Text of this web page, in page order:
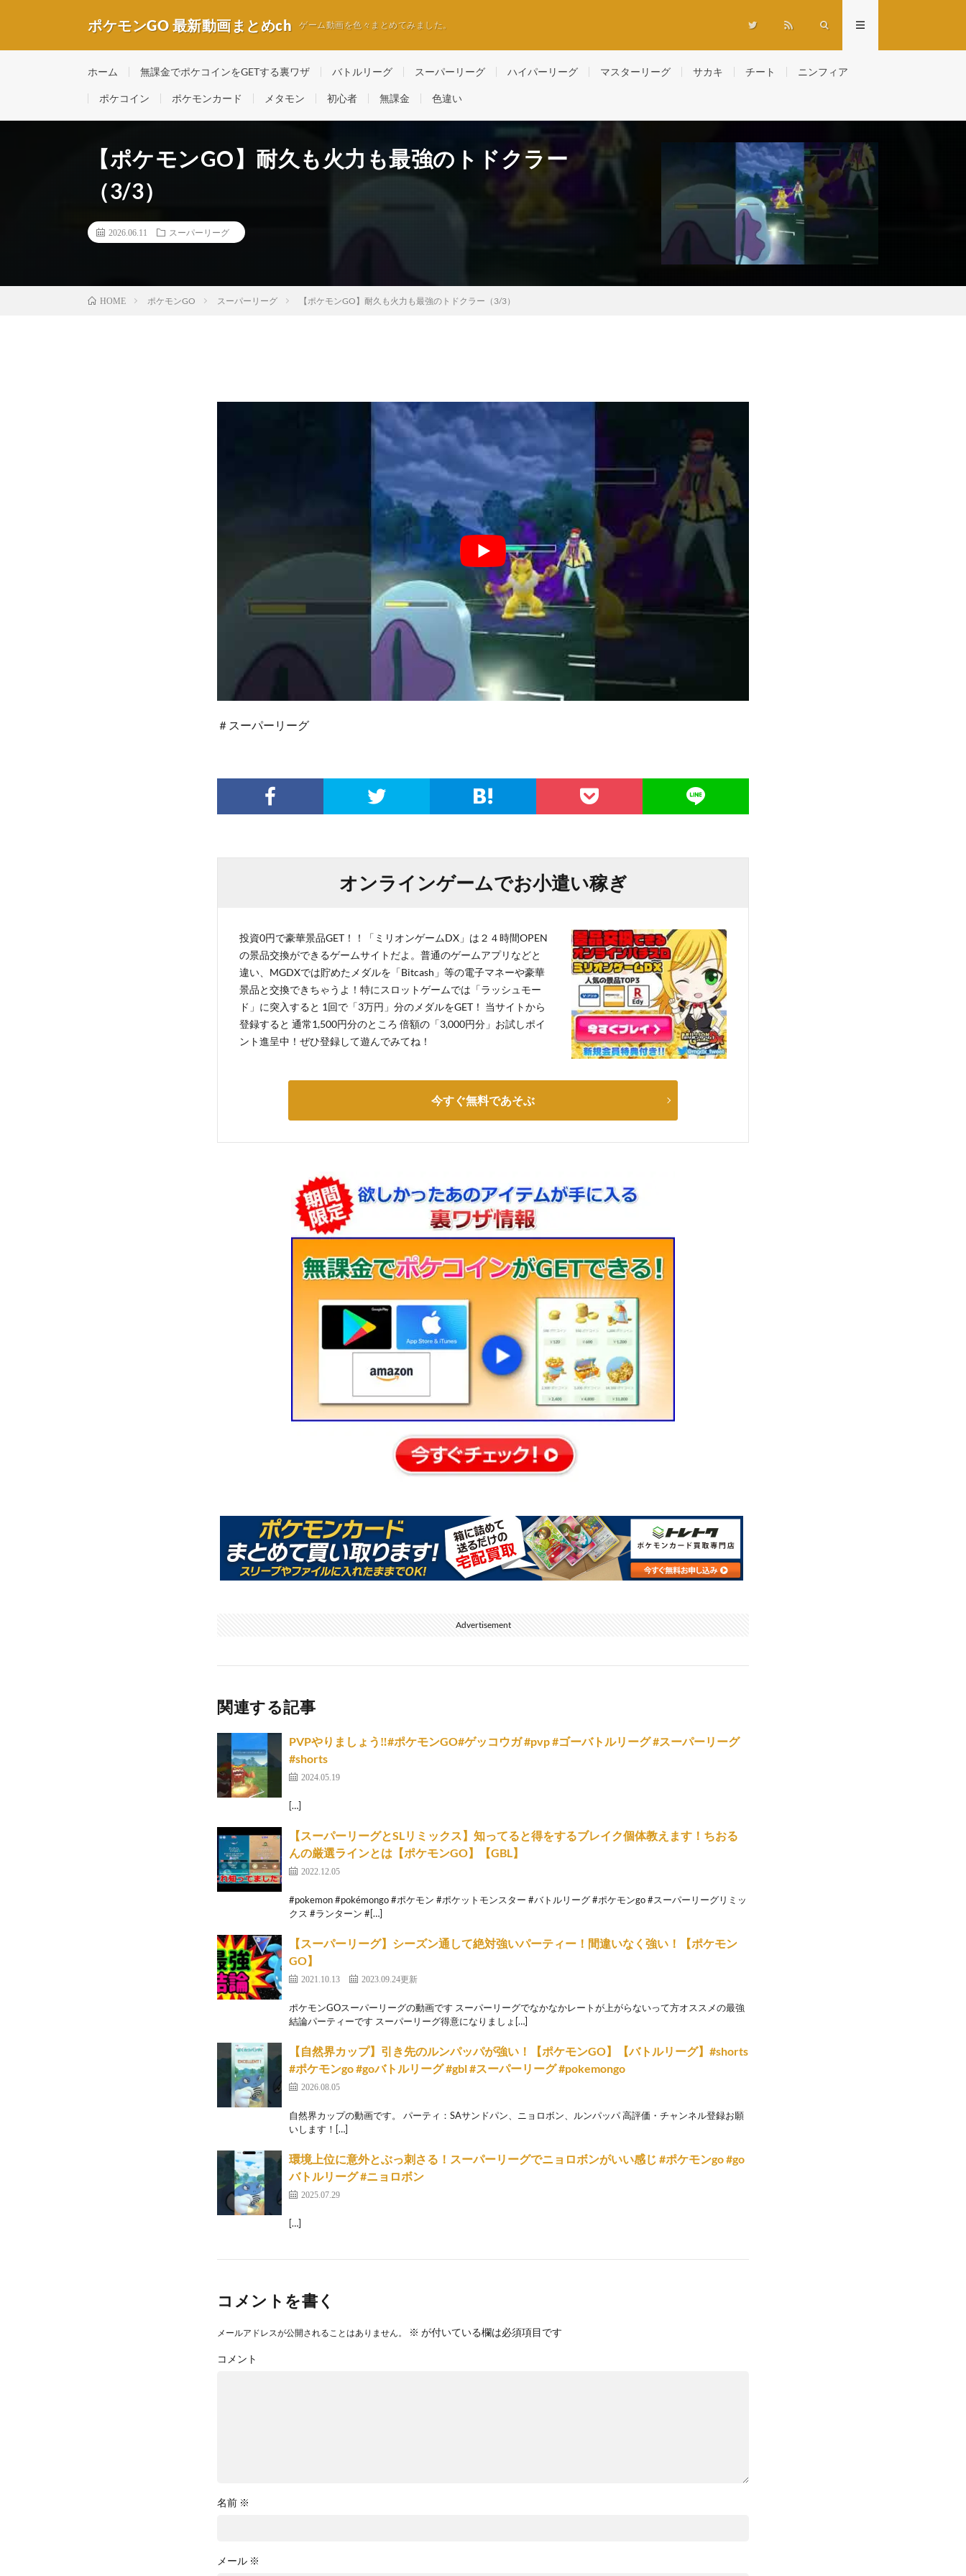
ポケモンGO 最新動画まとめch ゲーム動画を色々まとめてみました。
ホーム 無課金でポケコインをGETする裏ワザ バトルリーグ スーパーリーグ ハイパーリーグ マスターリーグ サカキ チート ニンフィア
ポケコイン ポケモンカード メタモン 初心者 無課金 色違い
【ポケモンGO】耐久も火力も最強のトドクラー
（3/3）
2026.06.11 スーパーリーグ
HOME ポケモンGO スーパーリーグ 【ポケモンGO】耐久も火力も最強のトドクラー（3/3）
＃スーパーリーグ
オンラインゲームでお小遣い稼ぎ
投資0円で豪華景品GET！！「ミリオンゲームDX」は２４時間OPEN
の景品交換ができるゲームサイトだよ。普通のゲームアプリなどと
違い、MGDXでは貯めたメダルを「Bitcash」等の電子マネーや豪華
景品と交換できちゃうよ！特にスロットゲームでは「ラッシュモー
ド」に突入すると 1回で「3万円」分のメダルをGET！ 当サイトから
登録すると 通常1,500円分のところ 倍額の「3,000円分」お試しポイ
ント進呈中！ぜひ登録して遊んでみてね！
今すぐ無料であそぶ
Advertisement
関連する記事
PVPやりましょう‼︎#ポケモンGO#ゲッコウガ #pvp #ゴーバトルリーグ #スーパーリーグ
#shorts
2024.05.19
[…]
【スーパーリーグとSLリミックス】知ってると得をするブレイク個体教えます！ちおる
んの厳選ラインとは【ポケモンGO】【GBL】
2022.12.05
#pokemon #pokémongo #ポケモン #ポケットモンスター #バトルリーグ #ポケモンgo #スーパーリーグリミッ
クス #ランターン #[…]
【スーパーリーグ】シーズン通して絶対強いパーティー！間違いなく強い！【ポケモン
GO】
2021.10.13 2023.09.24更新
ポケモンGOスーパーリーグの動画です スーパーリーグでなかなかレートが上がらないって方オススメの最強
結論パーティーです スーパーリーグ得意になりましょ[…]
【自然界カップ】引き先のルンパッパが強い！【ポケモンGO】【バトルリーグ】#shorts
#ポケモンgo #goバトルリーグ #gbl #スーパーリーグ #pokemongo
2026.08.05
自然界カップの動画です。 パーティ：SAサンドパン、ニョロボン、ルンパッパ 高評価・チャンネル登録お願
いします！[…]
環境上位に意外とぶっ刺さる！スーパーリーグでニョロボンがいい感じ #ポケモンgo #go
バトルリーグ #ニョロボン
2025.07.29
[…]
コメントを書く
メールアドレスが公開されることはありません。 ※ が付いている欄は必須項目です
コメント
名前 ※
メール ※